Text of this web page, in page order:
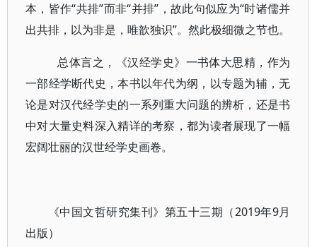
本，皆作“共排”而非“并排”，故此句似应为“时诸儒并
出共排，以为非是，唯歆独识”。然此极细微之节也。
总体言之，《汉经学史》一书体大思精，作为
一部经学断代史，本书以年代为纲，以专题为辅，无
论是对汉代经学史的一系列重大问题的辨析，还是书
中对大量史料深入精详的考察，都为读者展现了一幅
宏阔壮丽的汉世经学史画卷。
《中国文哲研究集刊》第五十三期（2019年9月
出版）